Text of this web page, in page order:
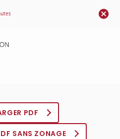
PDF
SANS ZONAGE